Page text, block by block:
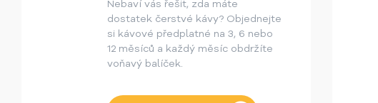
Nebaví vás řešit, zda máte
dostatek čerstvé kávy? Objednejte
si kávové předplatné na 3, 6 nebo
12 měsíců a každý měsíc obdržíte
voňavý balíček.